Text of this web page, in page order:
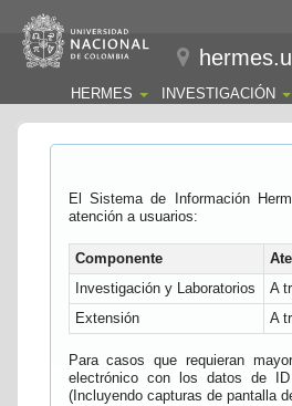
HERMES INVESTIGACIÓN
El Sistema de Información
atención a usuarios:
Componente
Investigación y Laboratorios
A
Extensión
A
Para casos que requieran
electrónico con los datos de
(Incluyendo capturas de pantalla